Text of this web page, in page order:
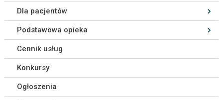
Dla pacjentów
Podstawowa opieka
Cennik usług
Konkursy
Ogłoszenia